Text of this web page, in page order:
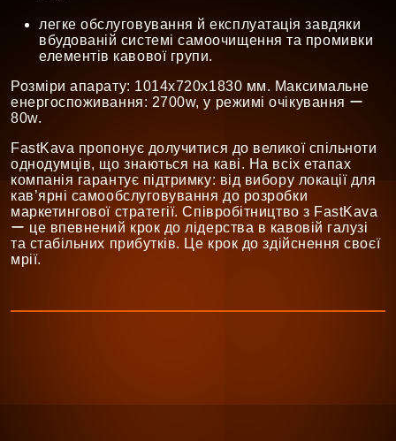
легке обслуговування й експлуатація завдяки
вбудованій системі самоочищення та промивки
елементів кавової групи.
Розміри апарату: 1014х720х1830 мм. Максимальне
енергоспоживання: 2700w, у режимі очікування ー
80w.
FastKava пропонує долучитися до великої спільноти
однодумців, що знаються на каві. На всіх етапах
компанія гарантує підтримку: від вибору локації для
кав’ярні самообслуговування до розробки
маркетингової стратегії. Співробітництво з FastKava
ー це впевнений крок до лідерства в кавовій галузі
та стабільних прибутків. Це крок до здійснення своєї
мрії.